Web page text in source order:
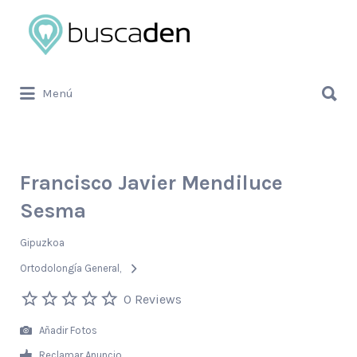
Buscar
por:
Menú
por:
Francisco Javier Mendiluce
Sesma
Gipuzkoa
Ortodolongía General
0 Reviews
Añadir Fotos